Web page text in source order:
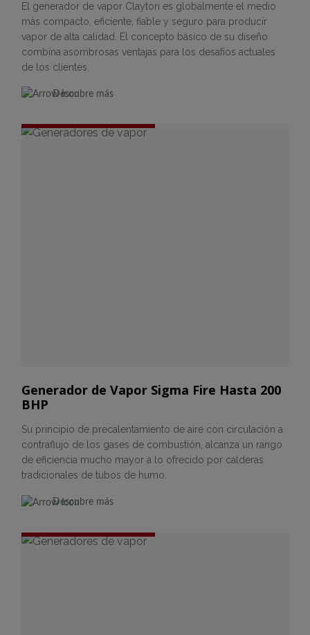
El generador de vapor Clayton es globalmente el medio
más compacto, eficiente, fiable y seguro para producir
vapor de alta calidad. El concepto básico de su diseño
combina asombrosas ventajas para los desafíos actuales
de los clientes.
Descubre más
Generador de Vapor Sigma Fire Hasta 200
BHP
Su principio de precalentamiento de aire con circulación a
contraflujo de los gases de combustión, alcanza un rango
de eficiencia mucho mayor a lo ofrecido por calderas
tradicionales de tubos de humo.
Descubre más